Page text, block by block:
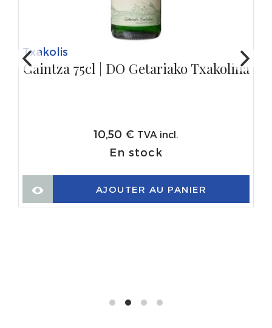
Txakolis
Gaintza 75cl | DO Getariako Txakolina
10,50 € TVA incl.
En stock
AJOUTER AU PANIER